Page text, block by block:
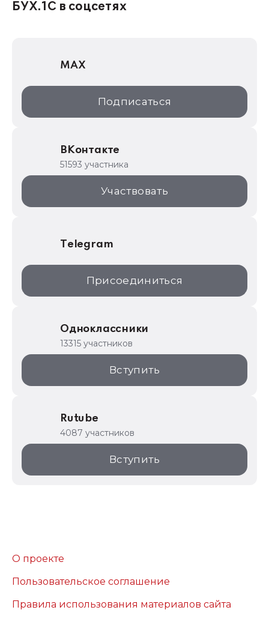
1С:Дистрибьюция
1С:Образование
ИТС.1C.ru
1С:Торговая площадка
БУХ.1С в соцсетях
MAX
Подписаться
ВКонтакте
51593 участника
Участвовать
Telegram
Присоединиться
Одноклассники
13315 участников
Вступить
Rutube
4087 участников
Вступить
О проекте
Пользовательское соглашение
Правила использования материалов сайта